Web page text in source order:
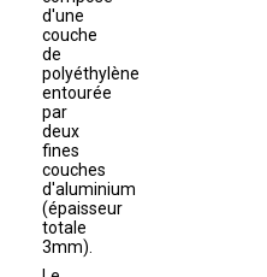
d'une
couche
de
polyéthylène
entourée
par
deux
fines
couches
d'aluminium
(épaisseur
totale
3mm).